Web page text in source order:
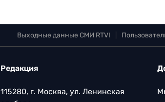
Выходные данные СМИ RTVI
Редакция
115280, г. Москва, ул. Ленинская